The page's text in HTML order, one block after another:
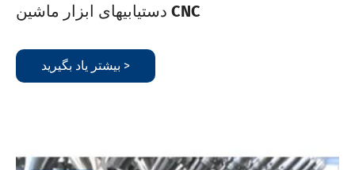
دستیابیهای ابزار ماشین CNC
بیشتر یاد بگیرید >